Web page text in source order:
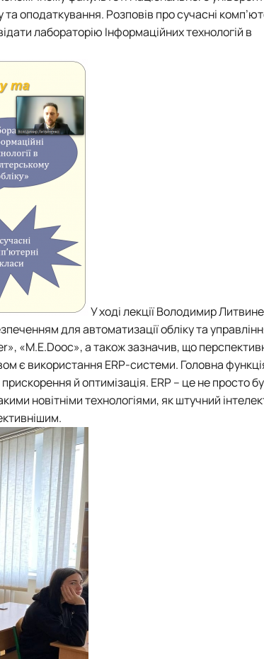
та оподаткування. Розповів про сучасні
лабораторію Інформаційних технологій в
У ході лекції Володимир
для автоматизації обліку та
«M.E.Dooc», а також зазначив, що
є використання ERP-системи. Головна
й оптимізація. ERP – це не просто
новітніми технологіями, як штучний